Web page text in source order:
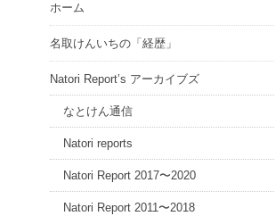
ホーム
名取けんいちの「経歴」
Natori Report’s アーカイブズ
なとけん通信
Natori reports
Natori Report 2017〜2020
Natori Report 2011〜2018